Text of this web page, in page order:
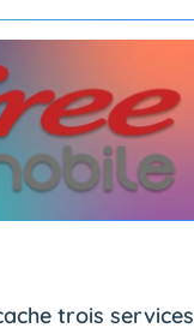
trois services